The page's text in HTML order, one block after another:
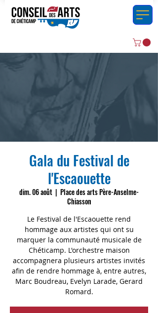
Gala du Festival de
l'Escaouette
dim. 06 août
  |
Place des arts Père-Anselme-
Chiasson
Le Festival de l'Escaouette rend
hommage aux artistes qui ont su
marquer la communauté musicale de
Chéticamp. L'orchestre maison
accompagnera plusieurs artistes invités
afin de rendre hommage à, entre autres,
Marc Boudreau, Evelyn Larade, Gerard
Romard.